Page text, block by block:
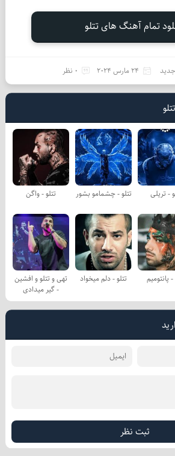
تمام آهنگ های تتلو
24 مارس 2024 0 نظر
- تریلی تتلو - چشمامو بشور تتلو - واگن
- پانتومیم تتلو - دلم میخواد
تهی و تتلو و افشین
- گیر میدادی
ثبت نظر